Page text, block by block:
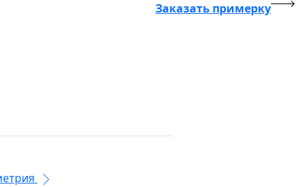
Заказать примерку